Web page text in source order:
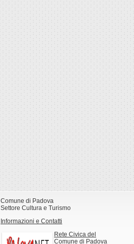
Comune di Padova
Settore Cultura e Turismo
Informazioni e Contatti
Rete Civica del
Comune di Padova